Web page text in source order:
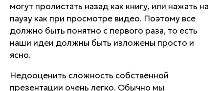
могут пролистать назад как книгу, или нажать на
паузу как при просмотре видео. Поэтому все
должно быть понятно с первого раза, то есть
наши идеи должны быть изложены просто и
ясно.
Недооценить сложность собственной
презентации очень легко. Обычно мы